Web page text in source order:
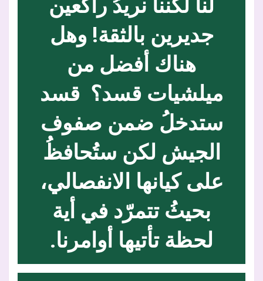
لنا لكننا نريدُ راكعين
جديرين بالثقة! وهل
هناك أفضل من
ميلشيات قسد؟ قسد
ستدخلُ ضمن صفوف
الجيش لكن ستُحافظُ
على كيانها الانفصالي،
بحيثُ تتمرّد في أية
لحظة تأتيها أوامرنا.